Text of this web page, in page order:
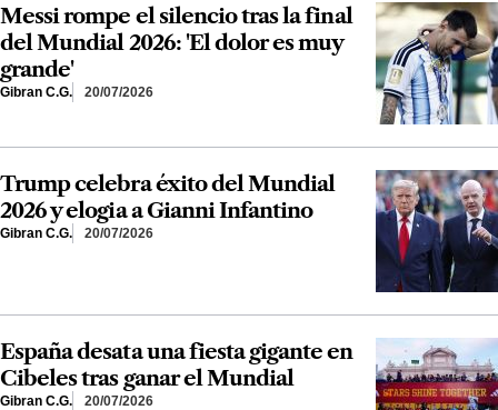
Messi rompe el silencio tras la final
del Mundial 2026: 'El dolor es muy
grande'
Gibran C.G. 20/07/2026
Trump celebra éxito del Mundial
2026 y elogia a Gianni Infantino
Gibran C.G. 20/07/2026
España desata una fiesta gigante en
Cibeles tras ganar el Mundial
Gibran C.G. 20/07/2026